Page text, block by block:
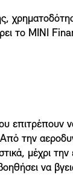
το MINI
επιτρέπουν
την
μέχρι
να